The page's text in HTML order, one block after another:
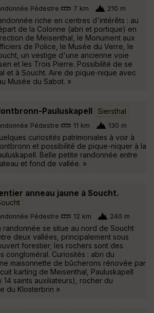
Pédestre 7 km 210 m
riche en centres d'intérêts : au
de la Colonne (abri et portique) en
de Meisenthal, le Monument aux
de Police, le Musée du Verre, le
un vestige d'une ancienne voie
et les Trois Pierre. Possibilité de se
et à Soucht. Aire de pique-nique avec
Musée du Sabot. »
Pauluskapell Siersthal
Pédestre 11 km 130 m
curiosités patrimoniales à voir à
et possibilité de pique-niquer à la
Belle petite randonnée entre
et fond de vallée. »
anneau jaune à Soucht.
Pédestre 12 km 240 m
randonnée se situe au nord de Soucht
deux vallées, principalement sous
forestier; les rochers sont des
congloméral. Curiosités : abri du
maisonnette de bûcherons rénovée par
karting de Meisenthal, Pauluskapell
saints auxiliateurs), rocher du
du Klosterbrin »